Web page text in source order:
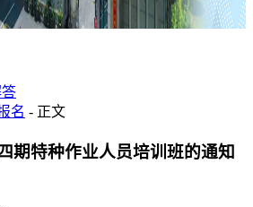
名 - 正文
期特种作业人员培训班的通知